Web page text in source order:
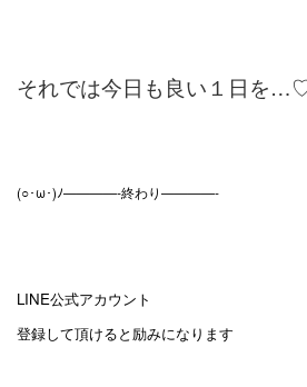
それでは今日も良い１日を
(○･ω･)ﾉ————-終わり————-
LINE公式アカウント
登録して頂けると励みになります